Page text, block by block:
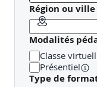
Connaitre les
recrutement
Identifier les
Rédiger une
Se démarquer
nouveaux talents
Région ou ville
Modalités
Classe
Présentiel
Type de